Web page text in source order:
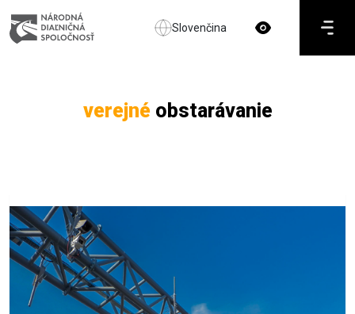
Slovenčina
verejnéobstarávanie